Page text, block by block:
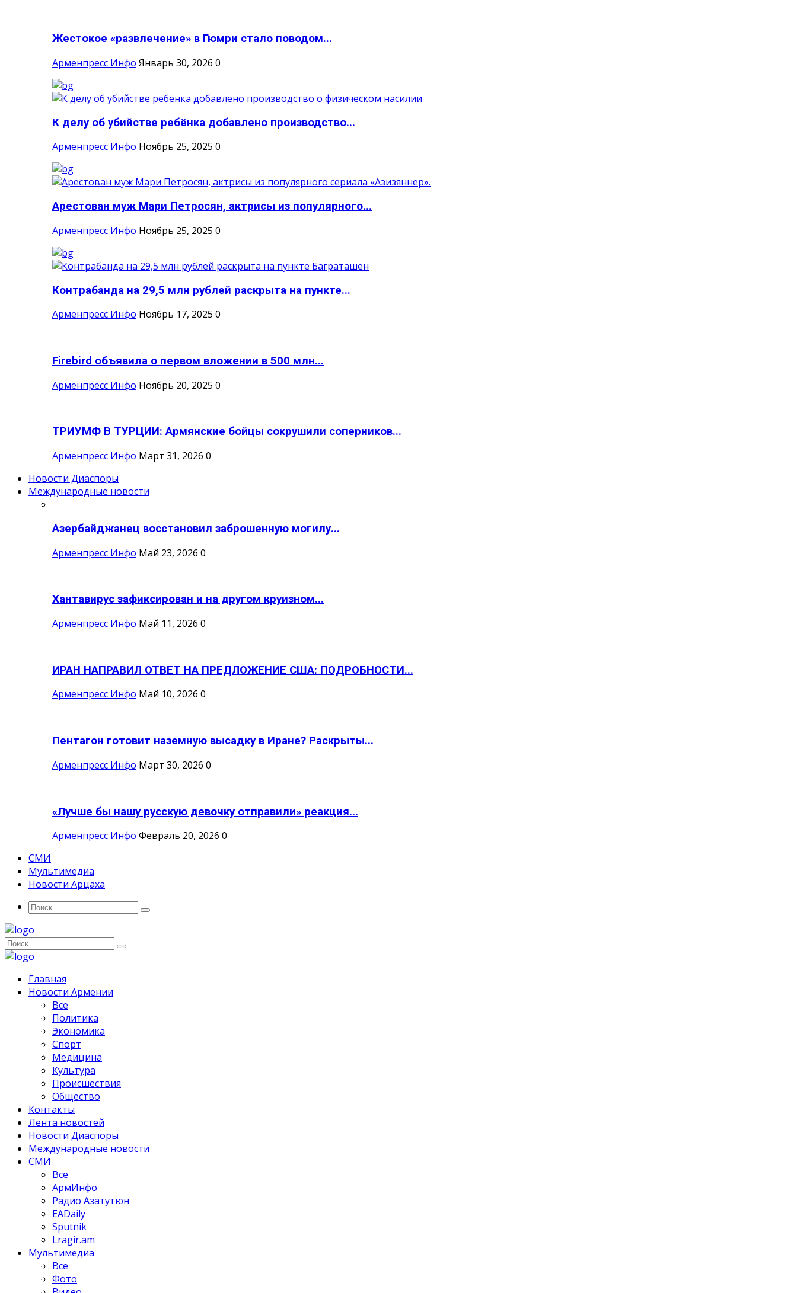
Жестокое «развлечение» в Гюмри стало поводом...
Арменпресс Инфо Январь 30, 2026 0
К делу об убийстве ребёнка добавлено производство...
Арменпресс Инфо Ноябрь 25, 2025 0
Арестован муж Мари Петросян, актрисы из популярного...
Арменпресс Инфо Ноябрь 25, 2025 0
Контрабанда на 29,5 млн рублей раскрыта на пункте...
Арменпресс Инфо Ноябрь 17, 2025 0
Firebird объявила о первом вложении в 500 млн...
Арменпресс Инфо Ноябрь 20, 2025 0
ТРИУМФ В ТУРЦИИ: Армянские бойцы сокрушили соперников...
Арменпресс Инфо Март 31, 2026 0
Новости Диаспоры
Международные новости
Азербайджанец восстановил заброшенную могилу...
Арменпресс Инфо Май 23, 2026 0
Хантавирус зафиксирован и на другом круизном...
Арменпресс Инфо Май 11, 2026 0
ИРАН НАПРАВИЛ ОТВЕТ НА ПРЕДЛОЖЕНИЕ США: ПОДРОБНОСТИ...
Арменпресс Инфо Май 10, 2026 0
Пентагон готовит наземную высадку в Иране? Раскрыты...
Арменпресс Инфо Март 30, 2026 0
«Лучше бы нашу русскую девочку отправили» реакция...
Арменпресс Инфо Февраль 20, 2026 0
СМИ
Мультимедиа
Новости Арцаха
Главная
Новости Армении
Все
Политика
Экономика
Спорт
Медицина
Культура
Происшествия
Общество
Контакты
Лента новостей
Новости Диаспоры
Международные новости
СМИ
Все
АрмИнфо
Радио Азатутюн
EADaily
Sputnik
Lragir.am
Мультимедиа
Все
Фото